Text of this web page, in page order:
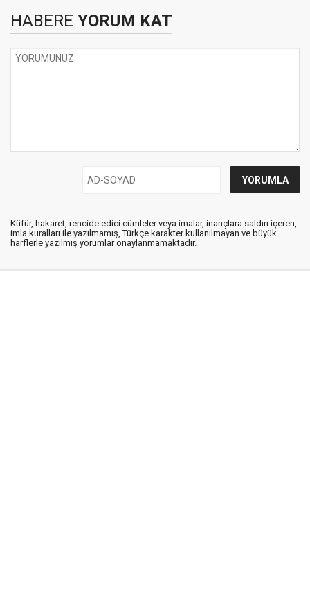
HABERE YORUM KAT
Küfür, hakaret, rencide edici cümleler veya imalar, inançlara saldırı içeren,
imla kuralları ile yazılmamış, Türkçe karakter kullanılmayan ve büyük
harflerle yazılmış yorumlar onaylanmamaktadır.